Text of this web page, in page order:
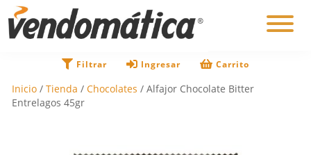
Filtrar Ingresar Carrito
Inicio / Tienda / Chocolates / Alfajor Chocolate Bitter
Entrelagos 45gr